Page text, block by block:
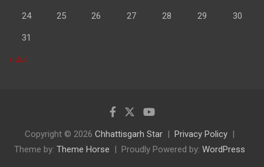
24 25 26 27 28 29 30
31
« Jul
Copyright © 2026 Chhattisgarh Star
Privacy Policy
Theme by: Theme Horse Proudly Powered by: WordPress